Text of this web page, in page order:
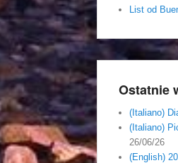
List od
Ostatnie
(Italiano)
(Italiano)
26/06/26
(English)